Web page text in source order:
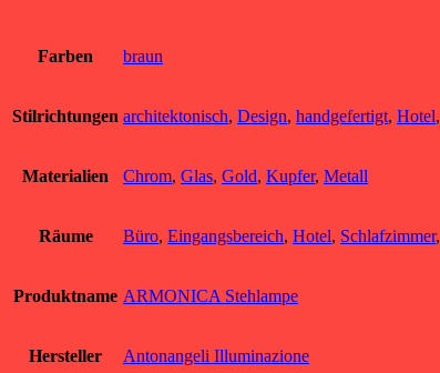
Farben braun
Stilrichtungen architektonisch, Design, handgefertigt, Hotel,
Materialien Chrom, Glas, Gold, Kupfer, Metall
Räume Büro, Eingangsbereich, Hotel, Schlafzimmer,
Produktname ARMONICA Stehlampe
Hersteller Antonangeli Illuminazione